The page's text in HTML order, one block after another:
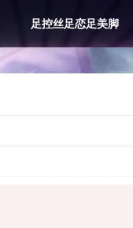
足控丝足恋足美脚